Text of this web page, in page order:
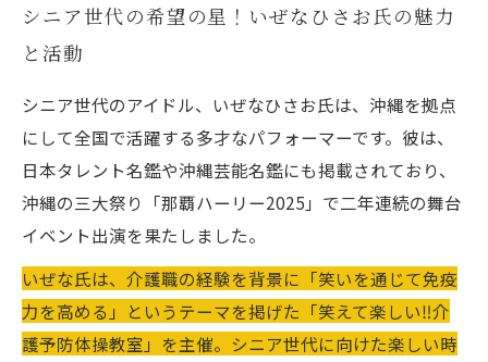
シニア世代の希望の星！いぜなひさお氏の魅力
と活動
シニア世代のアイドル、いぜなひさお氏は、沖縄を拠点
にして全国で活躍する多才なパフォーマーです。彼は、
日本タレント名鑑や沖縄芸能名鑑にも掲載されており、
沖縄の三大祭り「那覇ハーリー2025」で二年連続の舞台
イベント出演を果たしました。
いぜな氏は、介護職の経験を背景に「笑いを通じて免疫
力を高める」というテーマを掲げた「笑えて楽しい‼️介
護予防体操教室」を主催。シニア世代に向けた楽しい時